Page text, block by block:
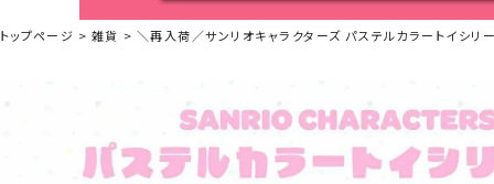
トップページ 雑貨 ＼再入荷／サンリオキャラクターズ パステルカラートイシ